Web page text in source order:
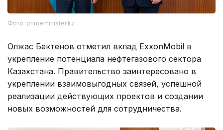
Фото: primeminister.kz
Олжас Бектенов отметил вклад ExxonMobil в
укрепление потенциала нефтегазового сектора
Казахстана. Правительство заинтересовано в
укреплении взаимовыгодных связей, успешной
реализации действующих проектов и создании
новых возможностей для сотрудничества.